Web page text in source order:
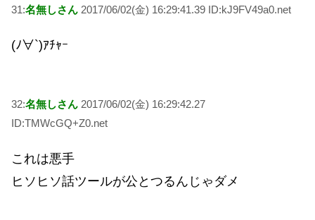
31:名無しさん 2017/06/02(金) 16:29:41.39 ID:kJ9FV49a0.net
(ﾉ∀`)ｱﾁｬｰ
32:名無しさん 2017/06/02(金) 16:29:42.27
ID:TMWcGQ+Z0.net
これは悪手
ヒソヒソ話ツールが公とつるんじゃダメ